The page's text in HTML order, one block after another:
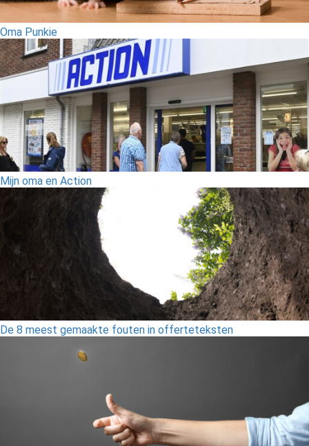
Oma Punkie
Mijn oma en Action
De 8 meest gemaakte fouten in offerteteksten